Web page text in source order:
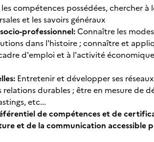
compétences possédées, chercher à
et les savoirs généraux
professionnel:Connaître les
dans l'histoire ; connaître et
d'emploi et à l'activité
Entretenir et développer ses
durables ; être en mesure de
etc...
de compétences et de
et de la communication accessible